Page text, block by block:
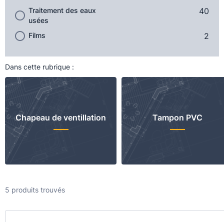
Traitement des eaux
usées
40
Films 2
Dans cette rubrique :
Chapeau de ventillation Tampon PVC
5 produits trouvés